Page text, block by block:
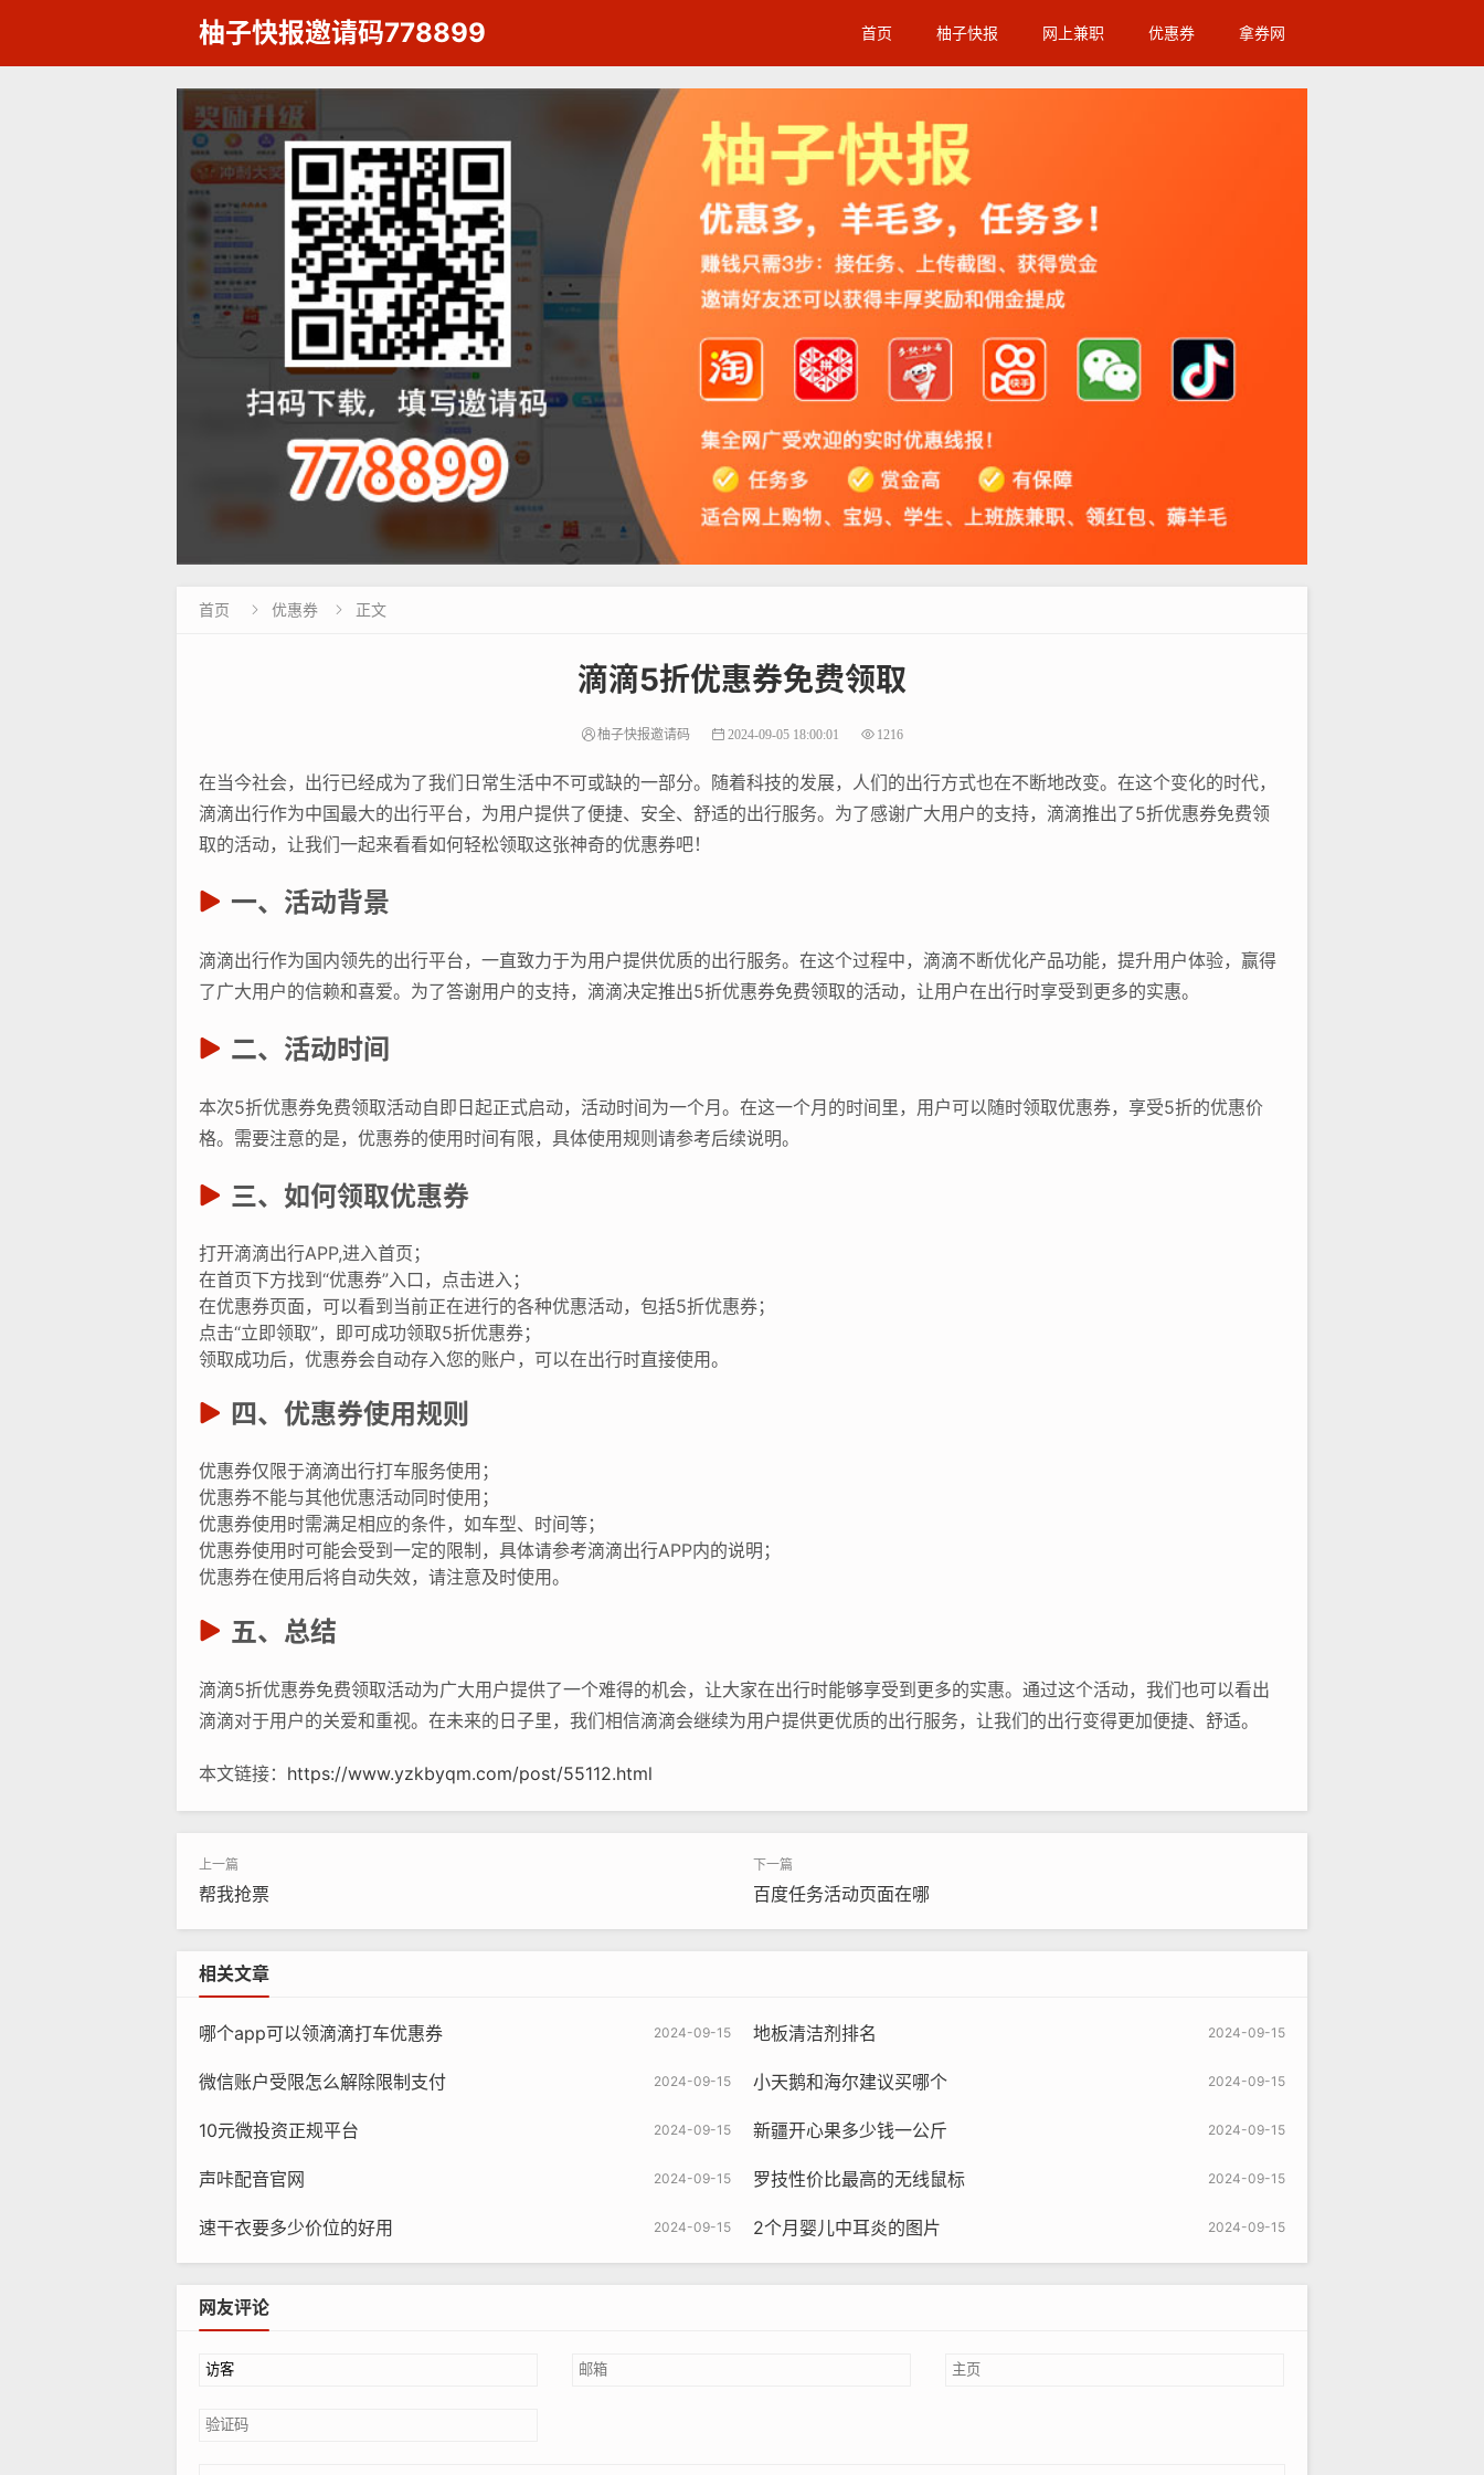
柚子快报邀请码778899 首页 柚子快报 网上兼职 优惠券 拿券网
首页  优惠券  正文
滴滴5折优惠券免费领取
柚子快报邀请码 2024-09-05 18:00:01 1216
在当今社会，出行已经成为了我们日常生活中不可或缺的一部分。随着科技的发展，人们的出行方式也在不断地改变。在这个变化的时代，
滴滴出行作为中国最大的出行平台，为用户提供了便捷、安全、舒适的出行服务。为了感谢广大用户的支持，滴滴推出了5折优惠券免费领
取的活动，让我们一起来看看如何轻松领取这张神奇的优惠券吧！
一、活动背景
滴滴出行作为国内领先的出行平台，一直致力于为用户提供优质的出行服务。在这个过程中，滴滴不断优化产品功能，提升用户体验，赢得
了广大用户的信赖和喜爱。为了答谢用户的支持，滴滴决定推出5折优惠券免费领取的活动，让用户在出行时享受到更多的实惠。
二、活动时间
本次5折优惠券免费领取活动自即日起正式启动，活动时间为一个月。在这一个月的时间里，用户可以随时领取优惠券，享受5折的优惠价
格。需要注意的是，优惠券的使用时间有限，具体使用规则请参考后续说明。
三、如何领取优惠券
打开滴滴出行APP,进入首页；
在首页下方找到“优惠券”入口，点击进入；
在优惠券页面，可以看到当前正在进行的各种优惠活动，包括5折优惠券；
点击“立即领取”，即可成功领取5折优惠券；
领取成功后，优惠券会自动存入您的账户，可以在出行时直接使用。
四、优惠券使用规则
优惠券仅限于滴滴出行打车服务使用；
优惠券不能与其他优惠活动同时使用；
优惠券使用时需满足相应的条件，如车型、时间等；
优惠券使用时可能会受到一定的限制，具体请参考滴滴出行APP内的说明；
优惠券在使用后将自动失效，请注意及时使用。
五、总结
滴滴5折优惠券免费领取活动为广大用户提供了一个难得的机会，让大家在出行时能够享受到更多的实惠。通过这个活动，我们也可以看出
滴滴对于用户的关爱和重视。在未来的日子里，我们相信滴滴会继续为用户提供更优质的出行服务，让我们的出行变得更加便捷、舒适。
本文链接： https://www.yzkbyqm.com/post/55112.html
帮我抢票 百度任务活动页面在哪
相关文章
2024-09-15
哪个app可以领滴滴打车优惠券 2024-09-15
地板清洁剂排名
2024-09-15
微信账户受限怎么解除限制支付 2024-09-15
小天鹅和海尔建议买哪个
2024-09-15
10元微投资正规平台 2024-09-15
新疆开心果多少钱一公斤
2024-09-15
声咔配音官网 2024-09-15
罗技性价比最高的无线鼠标
2024-09-15
速干衣要多少价位的好用 2024-09-15
2个月婴儿中耳炎的图片
网友评论